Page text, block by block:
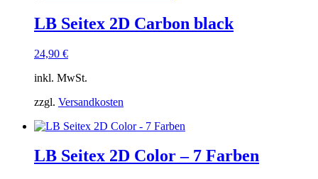
LB Seitex 2D Carbon black
24,90 €
inkl. MwSt.
zzgl. Versandkosten
LB Seitex 2D Color – 7 Farben